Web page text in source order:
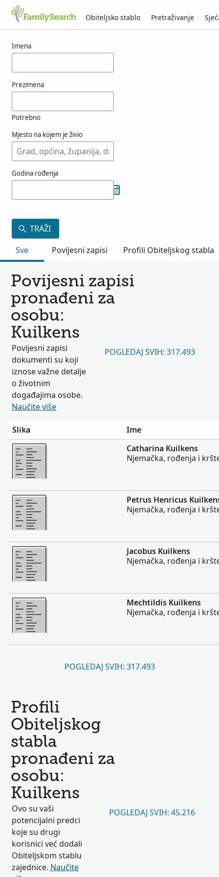
Obiteljsko stablo Pretraživanje
Imena
Prezimena
Potrebno
Mjesto na kojem je živio
Godina rođenja
TRAŽI
Sve
Povijesni zapisi Profili Obiteljskog stabla
Povijesni zapisi
pronađeni za
osobu:
Kuilkens
Povijesni zapisi
dokumenti su koji
iznose važne detalje
o životnim
događajima osobe.
Naučite više
POGLEDAJ SVIH: 317.493
Slika
Ime
Više
Catharina Kuilkens
Njemačka, rođenja i
Više
Petrus Henricus
Njemačka, rođenja i
Više
Jacobus Kuilkens
Njemačka, rođenja i
Više
Mechtildis Kuilkens
Njemačka, rođenja i
POGLEDAJ SVIH: 317.493
Profili
Obiteljskog
stabla
pronađeni za
osobu:
Kuilkens
Ovo su vaši
potencijalni predci
koje su drugi
korisnici već dodali
Obiteljskom stablu
zajednice. Naučite
POGLEDAJ SVIH: 45.216